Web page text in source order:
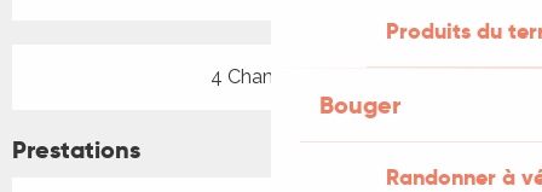
Produits du
Bouger
Randonner à
4 Chambre(s)
Prestations